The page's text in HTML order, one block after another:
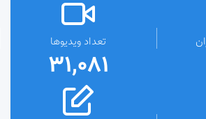
تعداد ویدیوها
31,081